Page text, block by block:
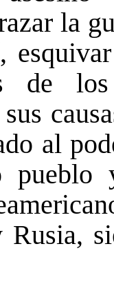
la
de
al
pueblo